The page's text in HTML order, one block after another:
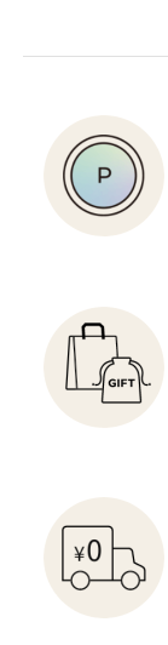
さしく洗い流
ふっくら柔ら
🫧 ✔️単に『メーキャッ
プを落とす』
くスキンケアの
って "メイク
けだと思って
このクレンジ
って 朝から使
「メイクがな
に仕上がらな
な時こそ、 ベ
を変える前にク
グを 見直して